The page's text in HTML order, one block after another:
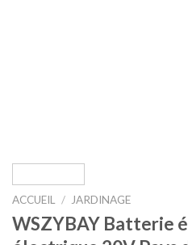
ACCUEIL / JARDINAGE
WSZYBAY Batterie